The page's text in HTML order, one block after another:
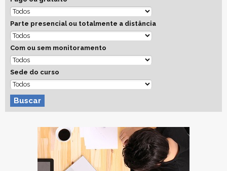
Parte presencial ou totalmente a distância
Com ou sem monitoramento
Sede do curso
Buscar